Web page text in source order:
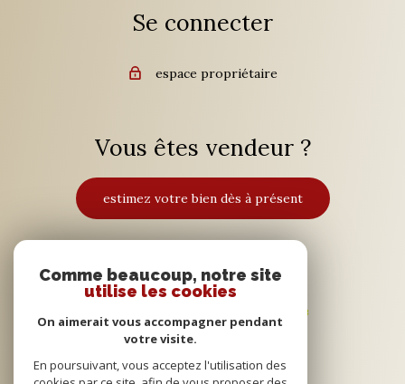
Se connecter
espace propriétaire
Vous êtes vendeur ?
estimez votre bien dès à présent
Adhérents
Comme beaucoup, notre site
utilise les cookies
On aimerait vous accompagner pendant
votre visite.
En poursuivant, vous acceptez l'utilisation des